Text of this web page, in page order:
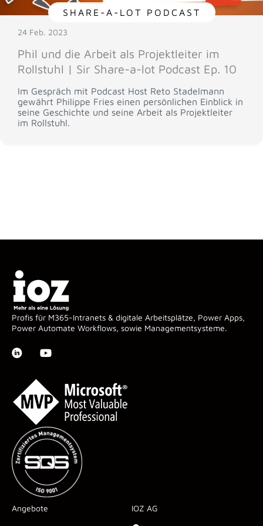
SHARE-A-LOT PODCAST
24 Feb. 2023
Phil und die Arbeit als Projektleiter im
Rollstuhl | Sir Share-a-lot Podcast Ep. 10
Im Gespräch mit Podcast Host Reto Stadelmann
gewährt Philippe Fries einen persönlichen Einblick in
seine Geschichte und seine Arbeit als Projektleiter
im Rollstuhl.
Profis für M365-Intranets & digitale Arbeitsplätze, Power Apps,
Power Automate Workflows, sowie Managementsysteme.
Angebote IOZ AG